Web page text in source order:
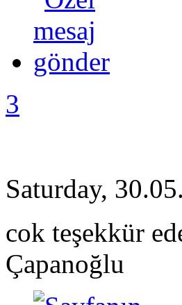
3
Saturday,
cok teşekkür
Çapanoğlu